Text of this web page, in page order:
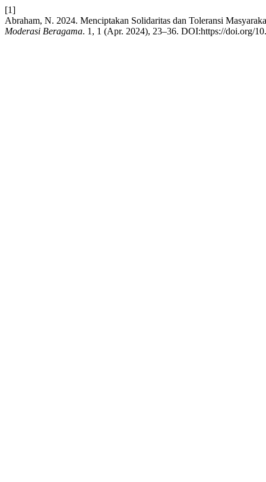
[1]
Abraham, N. 2024. Menciptakan Solidaritas dan Toleransi
Moderasi Beragama. 1, 1 (Apr. 2024), 23–36. DOI:https://doi.org/